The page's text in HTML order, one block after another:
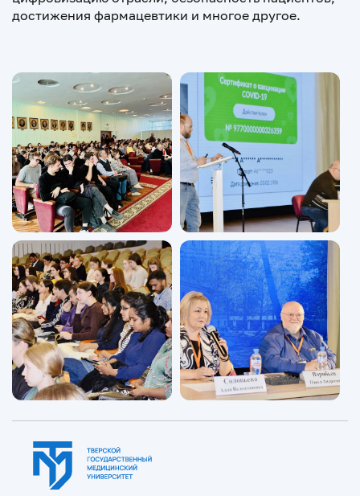
достижения фармацевтики и многое другое.